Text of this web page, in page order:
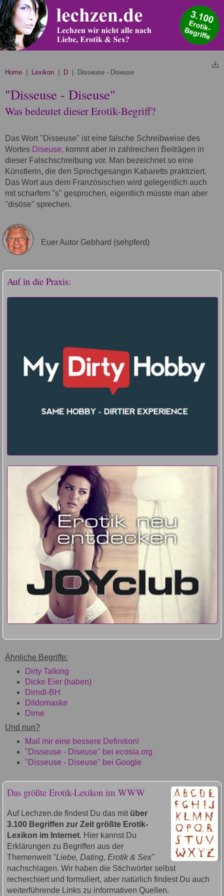
Home Lexikon D | Disseuse - Diseuse
"Disseuse - Diseuse"
Was bedeutet dieser Erotik-Begriff?
Das Wort "Disseuse" ist eine falsche Schreibweise des
Wortes Diseuse, kommt aber in zahlreichen Beiträgen in
dieser Falschschreibung vor. Man bezeichnet so eine
Künstlerin, die den Sprechgesangin Kabaretts praktiziert.
Das Wort aus dem Französischen wird gelegentlich auch
mit scharfem "s" gesprochen, eigentlich müsste man aber
"disöse" sprechen.
Euer Autor Gebhard (sehpferd)
Auf in die Praxis:
Ähnliche Begriffe:
Dirty Talking
Dicke Eier (haben)
Dirndl-BH
Dildomaske
Dirne
Und nun?
Mail mir eine bessere Definition!
"Disseuse - Diseuse" bei ecosia.org
"Disseuse - Diseuse" bei Google
Das größte Erotik-Lexikon im WWW
Auf Lechzen.de findest Du das mit über
3.100 Begriffen zur Zeit größte Erotik-
Lexikon im Internet. Hier kannst Du
Erklärungen zu Begriffen aus der
Themenwelt "Liebe, Dating, Erotik & Sex"
nachschlagen. Wir haben die Stichwörter selbst
recherchiert und formuliert, aber natürlich findest Du auch
weiterführende Links zu informativen Quellen.